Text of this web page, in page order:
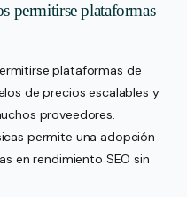
permitirse plataformas
plataformas de
de precios escalables y
proveedores.
permite una adopción
en rendimiento SEO sin